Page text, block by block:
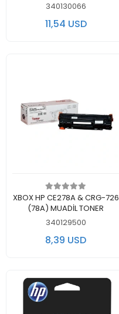
340130066
11,54 USD
Add to cart
XBOX HP CE278A & CRG-726
(78A) MUADİL TONER
340129500
8,39 USD